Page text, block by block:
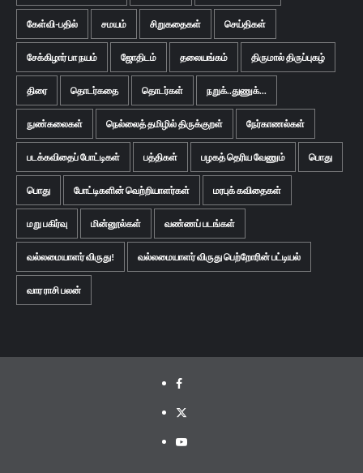
கேள்வி-பதில் சமயம் சிறுகதைகள் செய்திகள்
சேக்கிழார் பா நயம் ஜோதிடம் தலையங்கம் திருமால் திருப்புகழ்
திரை தொடர்கதை தொடர்கள் நறுக்..துணுக்...
நுண்கலைகள் நெல்லைத் தமிழில் திருக்குறள் நேர்காணல்கள்
படக்கவிதைப் போட்டிகள் பத்திகள் பழகத் தெரிய வேணும் பொது
பொது போட்டிகளின் வெற்றியாளர்கள் மரபுக் கவிதைகள்
மறு பகிர்வு மின்னூல்கள் வண்ணப் படங்கள்
வல்லமையாளர் விருது! வல்லமையாளர் விருது பெற்றோரின் பட்டியல்
வார ராசி பலன்
Facebook
Twitter
Youtube